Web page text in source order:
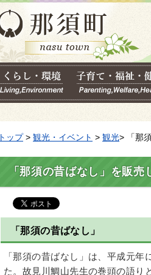
トップ> 観光・イベント > 観光> 「那
「那須の昔ばなし」を販売
「那須の昔ばなし」
「那須の昔ばなし」は、平成元
た。故見川鯛山先生の巻頭の語り